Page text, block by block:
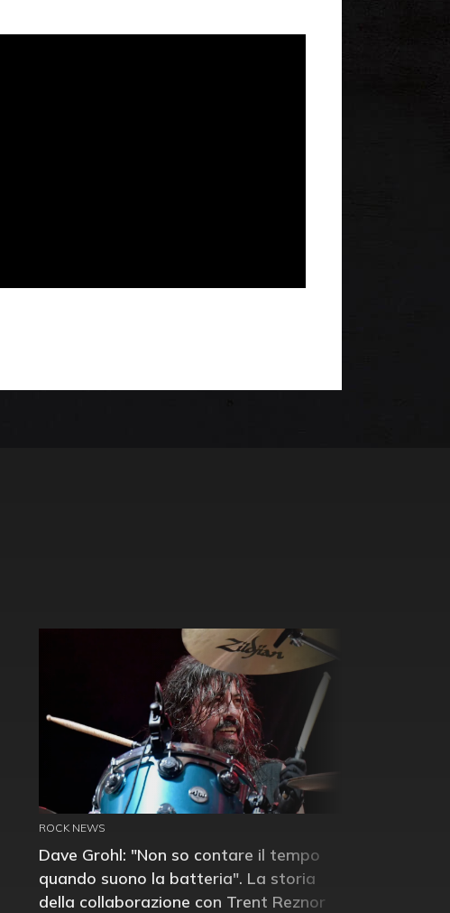
ROCK NEWS
Dave Grohl: "Non so contare il tempo
quando suono la batteria". La storia
della collaborazione con Trent Reznor